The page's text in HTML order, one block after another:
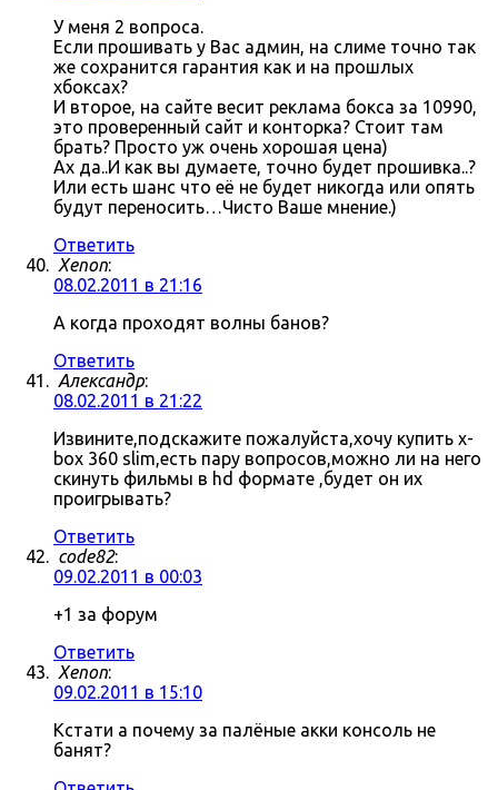
У меня 2 вопроса.
Если прошивать у Вас админ, на слиме точно так
же сохранится гарантия как и на прошлых
хбоксах?
И второе, на сайте весит реклама бокса за 10990,
это проверенный сайт и конторка? Стоит там
брать? Просто уж очень хорошая цена)
Ах да..И как вы думаете, точно будет прошивка..?
Или есть шанс что её не будет никогда или опять
будут переносить…Чисто Ваше мнение.)
Ответить
Xenon:
08.02.2011 в 21:16
А когда проходят волны банов?
Ответить
Александр:
08.02.2011 в 21:22
Извините,подскажите пожалуйста,хочу купить x-
box 360 slim,есть пару вопросов,можно ли на него
скинуть фильмы в hd формате ,будет он их
проигрывать?
Ответить
code82:
09.02.2011 в 00:03
+1 за форум
Ответить
Xenon:
09.02.2011 в 15:10
Кстати а почему за палёные акки консоль не
банят?